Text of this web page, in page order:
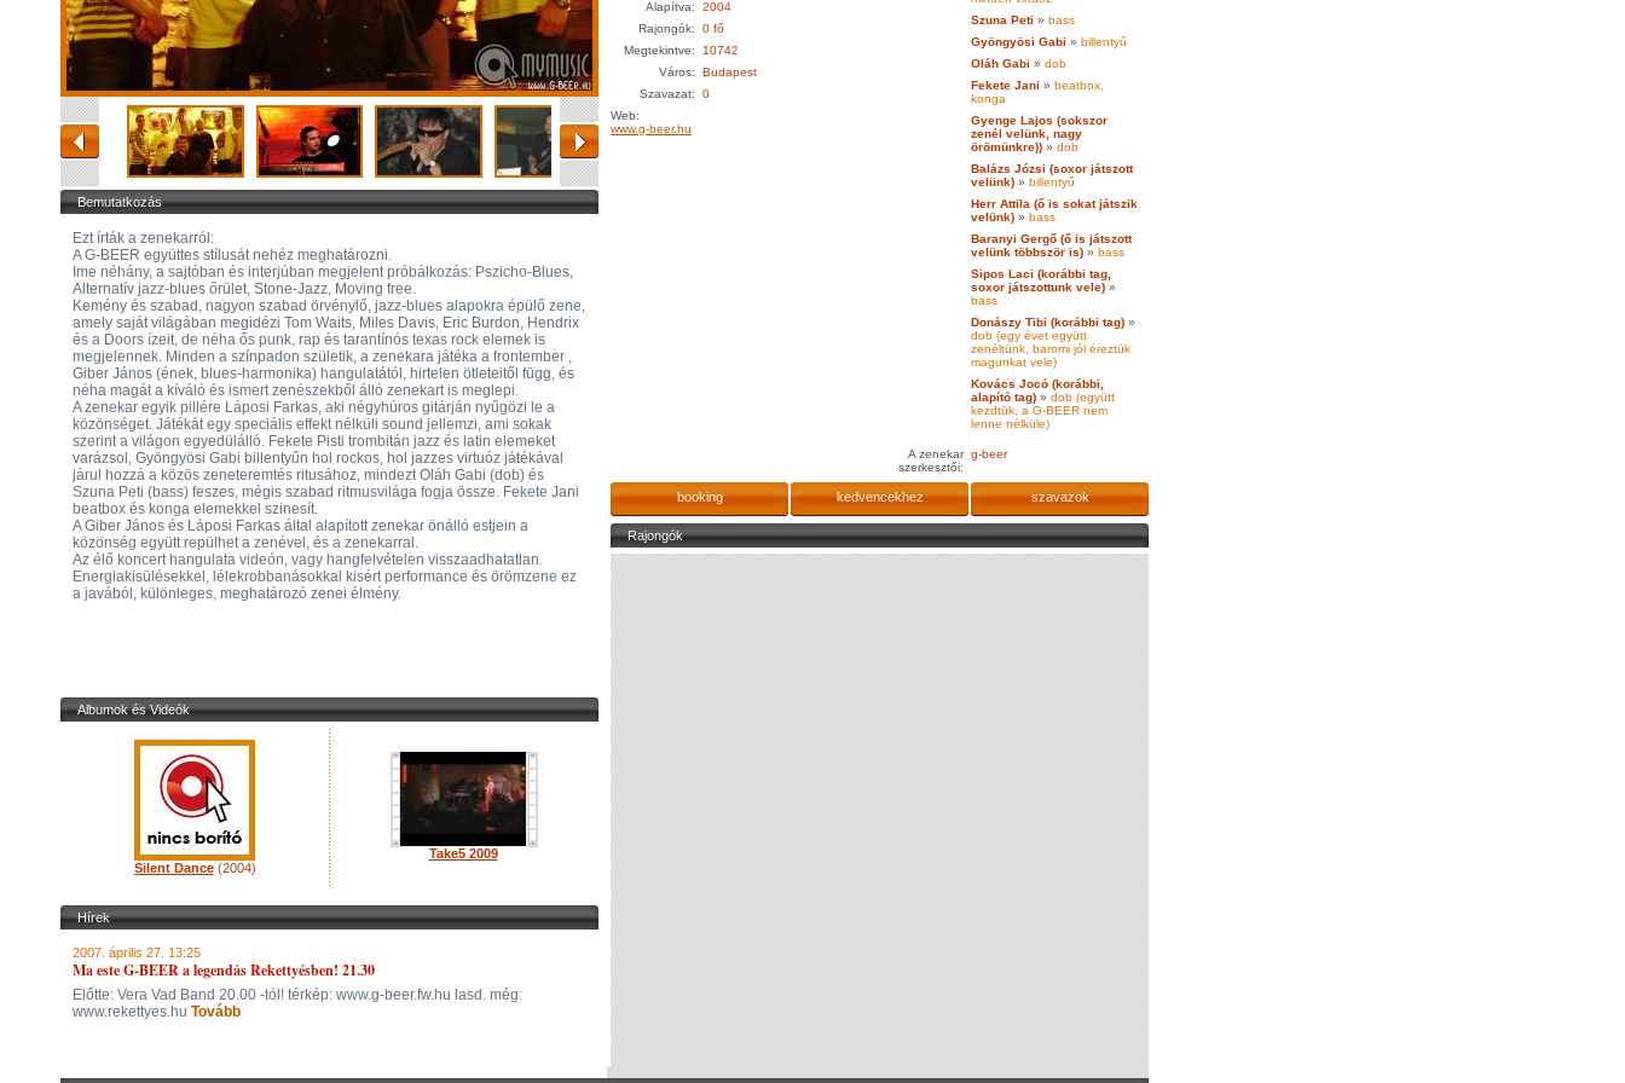
Bemutatkozás
Ezt írták a zenekarról:
A G-BEER együttes stílusát nehéz meghatározni.
Ime néhány, a sajtóban és interjúban megjelent próbálkozás: Pszicho-Blues,
Alternatív jazz-blues őrület, Stone-Jazz, Moving free.
Kemény és szabad, nagyon szabad örvénylő, jazz-blues alapokra épülő zene,
amely saját világában megidézi Tom Waits, Miles Davis, Eric Burdon, Hendrix
és a Doors ízeit, de néha ős punk, rap és tarantínós texas rock elemek is
megjelennek. Minden a színpadon születik, a zenekara játéka a frontember ,
Giber János (ének, blues-harmonika) hangulatától, hirtelen ötleteitől függ, és
néha magát a kíváló és ismert zenészekből álló zenekart is meglepi.
A zenekar egyik pillére Láposi Farkas, aki négyhúros gitárján nyűgözi le a
közönséget. Játékát egy speciális effekt nélküli sound jellemzi, ami sokak
szerint a világon egyedülálló. Fekete Pisti trombitán jazz és latin elemeket
varázsol, Gyöngyösi Gabi billentyűn hol rockos, hol jazzes virtuóz játékával
járul hozzá a közös zeneteremtés ritusához, mindezt Oláh Gabi (dob) és
Szuna Peti (bass) feszes, mégis szabad ritmusvilága fogja össze. Fekete Jani
beatbox és konga elemekkel szinesít.
A Giber János és Láposi Farkas által alapított zenekar önálló estjein a
közönség együtt repülhet a zenével, és a zenekarral.
Az élő koncert hangulata videón, vagy hangfelvételen visszaadhatatlan.
Energiakisülésekkel, lélekrobbanásokkal kisért performance és örömzene ez
a javából, különleges, meghatározó zenei élmény.
Albumok és Videók
Silent Dance(2004)
Take5 2009
Hírek
2007. április 27. 13:25
Ma este G-BEER a legendás Rekettyésben! 21.30
Előtte: Vera Vad Band 20.00 -tól! térkép: www.g-beer.fw.hu lasd. még:
www.rekettyes.hu Tovább
Alapítva:
2004
Rajongók:
0 fő
Megtekintve:
10742
Város:
Budapest
Szavazat:
0
Web:
www.g-beer.hu
Szuna Peti » bass
Gyöngyösi Gabi » billentyű
Oláh Gabi » dob
Fekete Jani » beatbox,
konga
Gyenge Lajos (sokszor
zenél velünk, nagy
örömünkre)) » dob
Balázs Józsi (soxor játszott
velünk) » billentyű
Herr Attila (ő is sokat játszik
velünk) » bass
Baranyi Gergő (ő is játszott
velünk többször is) » bass
Sipos Laci (korábbi tag,
soxor játszottunk vele) »
bass
Donászy Tibi (korábbi tag) »
dob (egy évet együtt
zenéltünk, baromi jól éreztük
magunkat vele)
Kovács Jocó (korábbi,
alapító tag) » dob (együtt
kezdtük, a G-BEER nem
lenne nélküle)
A zenekar
szerkesztői:
g-beer
booking kedvencekhez szavazok
Rajongók